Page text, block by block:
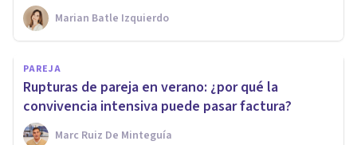
Marian Batle Izquierdo
PAREJA
Rupturas de pareja en verano: ¿por qué la
convivencia intensiva puede pasar factura?
Marc Ruiz De Minteguía